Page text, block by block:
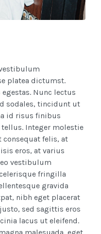
platea dictumst.
Nunc lectus
sodales, tincidunt ut
id risus finibus
Integer molestie
felis, at
eros, at varius
vestibulum
fringilla
gravida
nibh eget placerat
sed sagittis eros
lacus ut eleifend.
malesuada, eget